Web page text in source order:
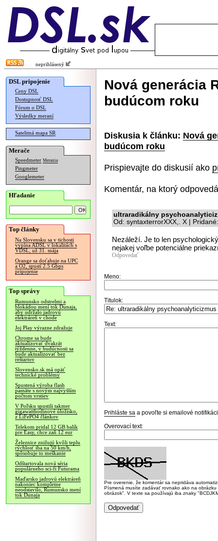
neprihlásený
DSL pripojenie
Ceny DSL
Dostupnosť DSL
Fórum o DSL
Výsledky meraní
Satelitná mapa SR
Merače
Speedmeter Merania
Pingmeter
Googlemeter
Hľadanie
Top články
Na Slovensku sa v tichosti
vypína ADSL v lokalitách s
VDSL, už 31. mája
Orange sa doťahuje na UPC
a O2, spustí 2.5 Gbps
pripojenie
Top správy
Rumunsko odstrelmi a
blokádou mení tok Dunaja,
aby udržalo jadrovú
elektráreň v chode
Joj Play výrazne zdražuje
Chrome sa bude
aktualizovať dvakrát
týždenne, v budúcnosti sa
bude aktualizovať bez
reštartov
Slovensko.sk má opäť
technické problémy
Spustená výroba flash
pamäte s novým najvyšším
počtom vrstiev
V Poľsku spustili takmer
gigawatthodinové úložisko,
z LiFePO4 článkov
Telekom pridal 12 GB balík
pre Easy, chce zaň 12 eur
Železnice znižujú kvôli teplu
rýchlosť iba na 50 km/h,
spôsobuje to meškanie
Odštartovala nová séria
populárneho sci-fi Futurama
Maďarsko jadrovú elektráreň
nakoniec kompletne
neodstavilo, Rumunsko mení
tok Dunaja
Nová generácia
budúcom roku
Diskusia k článku: Nová
budúcom roku
Prispievajte do diskusií ako
Komentár, na ktorý
ultraradikálny
Od: syntaxterrorXXX,. X |
Nezáleží. Je to len
nejakej voľbe potenciálne
Odpovedať
Meno:
Titulok:
Text:
Prihláste sa a povoľte si emailové
Overovací text:
Pre overenie, že komentár sa nepridáva
Písmená musíte zadávať rovnako ako na
obrázok". V texte sa používajú iba znaky